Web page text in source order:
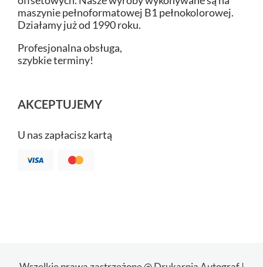
maszynie pełnoformatowej B1 pełnokolorowej.
Działamy już od 1990 roku.
Profesjonalna obsługa,
szybkie terminy!
AKCEPTUJEMY
U nas zapłacisz kartą